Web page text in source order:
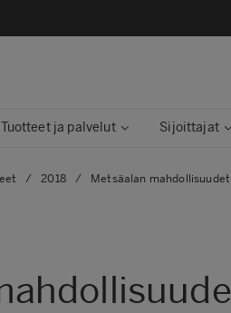
Tuotteet ja palvelut Sijoittajat
/ 2018 / Metsäalan